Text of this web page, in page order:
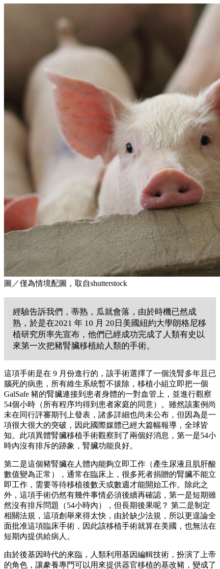
圖／僅為情境配圖，取自shutterstock
經驗告訴我們，蒂熟，瓜就會落，由於時機已然成
熟，於是在2021 年 10 月 20日美國紐約大學朗格尼移
植研究所率先宣布，他們已經成功完成了人類有史以
來第一次把豬腎臟移植給人類的手術。
這項手術是在 9 月份進行的，該手術選擇了一個洗腎多年且已
腦死的病患，所有維生系統暫不拔除，移植小組立即把一個
GalSafe 豬的腎臟連接到患者身體的一對血管上，並進行觀察
54個小時（所有程序均得到患者家庭的同意）。雖然該案例尚
未在同行評審期刊上發表，諸多詳細也尚未公布，但因為是一
項很大很大的突破，因此國際媒體已經大篇幅報導，全球皆
知。此項異體腎臟移植手術觀察到了兩個好消息，第一是54小
時內沒有排斥的跡象，腎臟功能良好。
第二是這個豬腎臟在人體內能夠立即工作（產生尿液且肌肝酸
數值變為正常），通常在臨床上，很多死者捐贈的腎臟不能立
即工作，需要等待移植後數天或數週才能開始工作。除此之
外，這項手術仍然有幾件事情必須後續再確認，第一是短期雖
然沒有排斥問題
（54小時內），但長期後果呢？ 第二是制定
相關法規，這項創舉來得太快，由於缺少法規，所以更遑論全
面批准這項臨床手術，因此該移植手術就算在美國，也無法在
短期內提供給病人。
由於後基因時代的來臨，人類利用基因編輯技術，扮演了上帝
的角色，讓豢養專門可以用來提供器官移植的基改豬，變成了